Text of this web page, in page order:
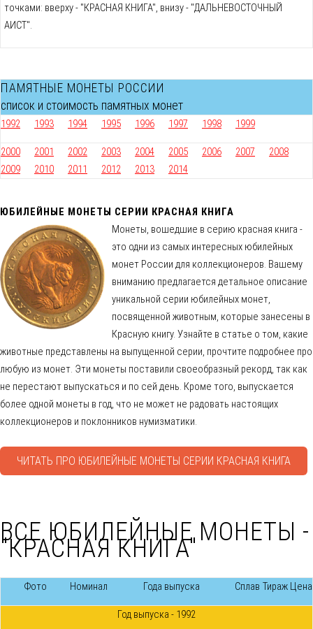
точками: вверху - "КРАСНАЯ КНИГА", внизу - "ДАЛЬНЕВОСТОЧНЫЙ
АИСТ".
ПАМЯТНЫЕ МОНЕТЫ РОССИИ
список и стоимость памятных монет
1992 1993 1994 1995 1996 1997 1998 1999
2000 2001 2002 2003 2004 2005 2006 2007
2008
2009
2010 2011 2012 2013 2014
ЮБИЛЕЙНЫЕ МОНЕТЫ СЕРИИ КРАСНАЯ КНИГА
Монеты, вошедшие в серию красная книга -
это одни из самых интересных юбилейных
монет России для коллекционеров. Вашему
вниманию предлагается детальное описание
уникальной серии юбилейных монет,
посвященной животным, которые занесены в
Красную книгу. Узнайте в статье о том, какие
животные представлены на выпущенной серии, прочтите подробнее про
любую из монет. Эти монеты поставили своеобразный рекорд, так как
не перестают выпускаться и по сей день. Кроме того, выпускается
более одной монеты в год, что не может не радовать настоящих
коллекционеров и поклонников нумизматики.
ЧИТАТЬ ПРО ЮБИЛЕЙНЫЕ МОНЕТЫ СЕРИИ КРАСНАЯ КНИГА
ВСЕ ЮБИЛЕЙНЫЕ МОНЕТЫ -
"КРАСНАЯ КНИГА"
Фото Номинал Года выпуска Сплав Тираж Цена
Год выпуска - 1992